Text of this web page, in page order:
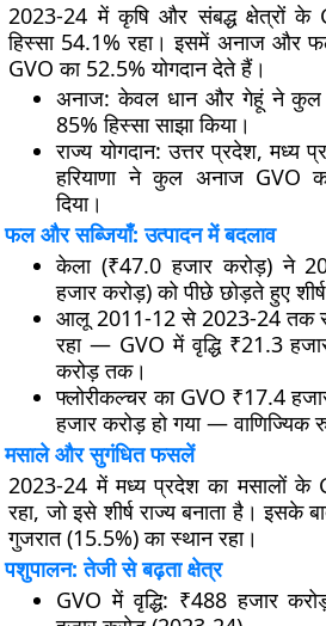
2023-24 में कृषि और संबद्ध क्षेत्रों
हिस्सा 54.1% रहा। इसमें अनाज और
GVO का 52.5% योगदान देते हैं।
अनाज: केवल धान और गेहूं ने कुल
85% हिस्सा साझा किया।
राज्य योगदान: उत्तर प्रदेश, मध्य
हरियाणा ने कुल अनाज GVO
दिया।
फल और सब्जियाँ: उत्पादन में बदलाव
केला (₹47.0 हजार करोड़)ने
हजार करोड़) को पीछे छोड़ते हुए
आलू2011-12 से 2023-24 तक
रहा — GVO में वृद्धि ₹21.3
करोड़ तक।
फ्लोरीकल्चर का GVO ₹17.4
हजार करोड़ हो गया — वाणिज्यिक
मसाले और सुगंधित फसलें
2023-24 में मध्य प्रदेश का मसालों के
रहा, जो इसे शीर्ष राज्य बनाता है। इसके
गुजरात (15.5%) का स्थान रहा।
पशुपालन: तेजी से बढ़ता क्षेत्र
GVO में वृद्धि: ₹488 हजार